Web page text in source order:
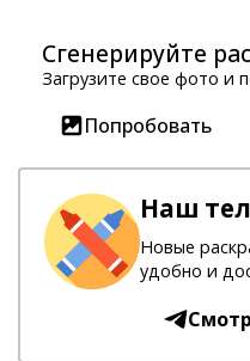
Сгенерируйте
Загрузите свое фото и
Попробовать
Наш
Новые
удобно и